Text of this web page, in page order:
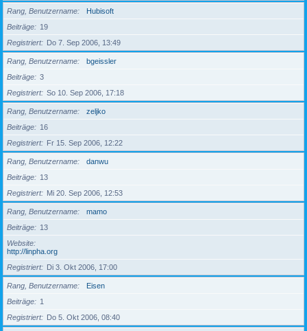
Rang, Benutzername
Hubisoft
Beiträge
19
Registriert
Do 7. Sep 2006, 13:49
Rang, Benutzername
bgeissler
Beiträge
3
Registriert
So 10. Sep 2006, 17:18
Rang, Benutzername
zeljko
Beiträge
16
Registriert
Fr 15. Sep 2006, 12:22
Rang, Benutzername
danwu
Beiträge
13
Registriert
Mi 20. Sep 2006, 12:53
Rang, Benutzername
mamo
Beiträge
13
Website
http://linpha.org
Registriert
Di 3. Okt 2006, 17:00
Rang, Benutzername
Eisen
Beiträge
1
Registriert
Do 5. Okt 2006, 08:40